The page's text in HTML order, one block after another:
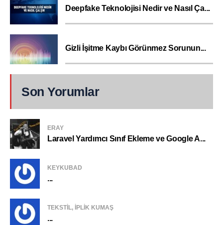
Deepfake Teknolojisi Nedir ve Nasıl Ça...
Gizli İşitme Kaybı Görünmez Sorunun...
Son Yorumlar
ERAY
Laravel Yardımcı Sınıf Ekleme ve Google A...
KEYKUBAD
...
TEKSTIL, IPLIK KUMAŞ
...